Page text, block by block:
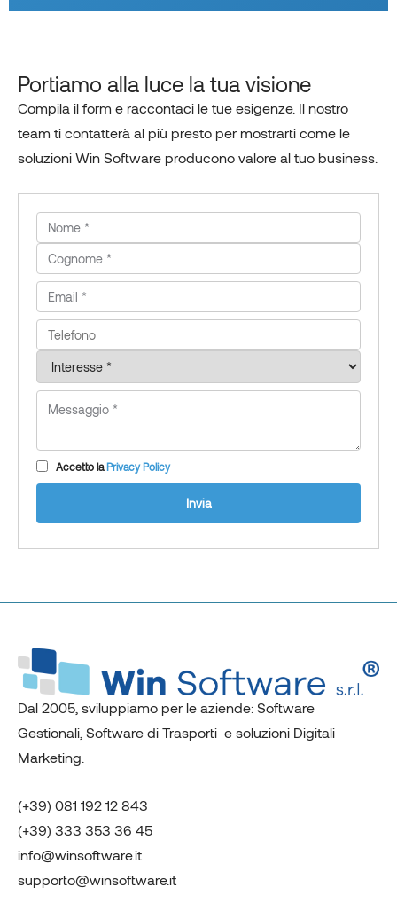
Portiamo alla luce la tua visione
Compila il form e raccontaci le tue esigenze. Il nostro
team ti contatterà al più presto per mostrarti come le
soluzioni Win Software producono valore al tuo business.
Accetto la Privacy Policy
Invia
Dal 2005, sviluppiamo per le aziende: Software
Gestionali, Software di Trasporti e soluzioni Digitali
Marketing.
(+39) 081 192 12 843
(+39) 333 353 36 45
info@winsoftware.it
supporto@winsoftware.it